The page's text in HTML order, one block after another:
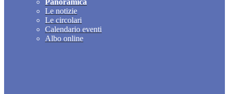
Panoramica
Le notizie
Le circolari
Calendario eventi
Albo online